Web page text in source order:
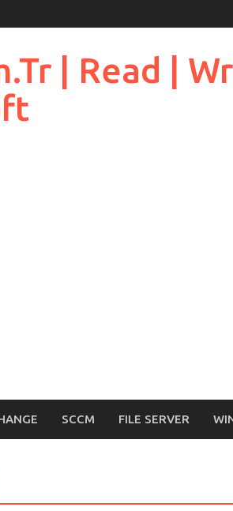
| Read |
SCCM FILE SERVER